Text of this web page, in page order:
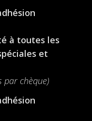
à toutes les
et
par chèque)